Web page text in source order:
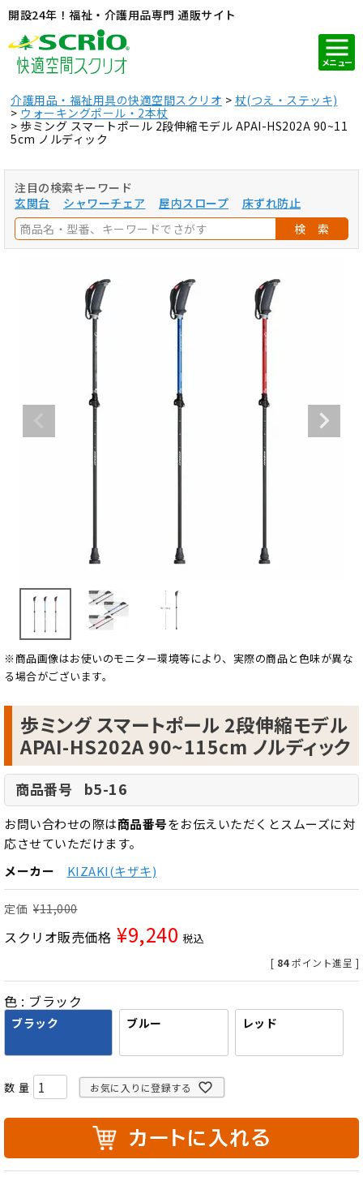
開設24年！福祉・介護用品専門 通販サイト
メニュー
介護用品・福祉用具の快適空間スクリオ
杖(つえ・ステッキ)
ウォーキングポール・2本杖
歩ミング スマートポール 2段伸縮モデル APAI-HS202A 90~11
5cm ノルディック
注目の検索キーワード
玄関台
シャワーチェア 屋内スロープ
床ずれ防止
検 索
※商品画像はお使いのモニター環境等により、実際の商品と色味が異な
る場合がございます。
歩ミング スマートポール 2段伸縮モデル
APAI-HS202A 90~115cm ノルディック
商品番号 b5-16
お問い合わせの際は商品番号をお伝えいただくとスムーズに対
応させていただけます。
メーカー
KIZAKI(キザキ)
定価 ¥11,000
スクリオ販売価格 ¥9,240 税込
[ 84 ポイント進呈 ]
色 ブラック
ブラック ブルー レッド
お気に入りに登録する